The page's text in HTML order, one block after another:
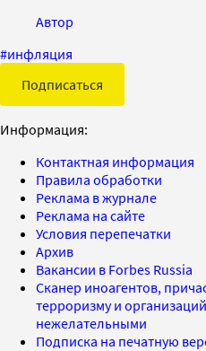
Автор
#инфляция
Подписаться
Информация:
Контактная информация
Правила обработки
Реклама в журнале
Реклама на сайте
Условия перепечатки
Архив
Вакансии в Forbes Russia
Сканер иноагентов,
терроризму и
нежелательными
Подписка на печатную